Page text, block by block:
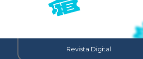
Revista Digital